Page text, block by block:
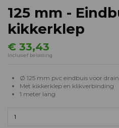
125 mm -
kikkerklep
€ 33,43
Inclusief belasting
Ø 125 mm pvc eindbuis voor
Met kikkerklep en klikverbinding
1 meter lang